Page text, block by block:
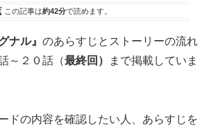
この記事は約42分で読めます。
ナル』 のあらすじとストーリーの流れ
～２０話（最終回）
まで掲載していま
ドの内容を確認したい人、あらすじを